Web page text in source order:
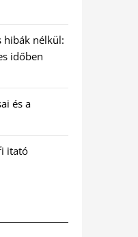
hibák nélkül:
időben
és a
itató